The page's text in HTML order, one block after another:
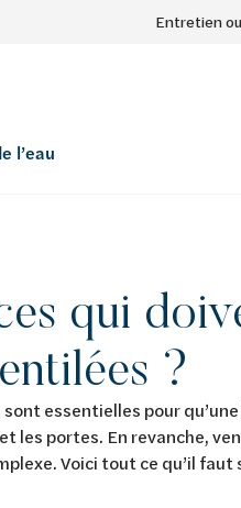
Entretien
l’eau
qui
?
essentielles pour
les portes. En revanche,
Voici tout ce qu’il faut